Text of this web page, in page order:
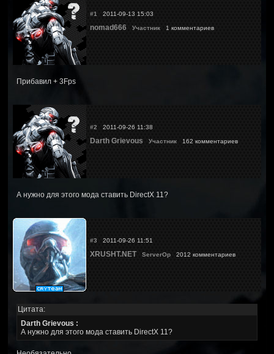
#1 2011-09-13 15:03
nomad666 Участник 1 комментариев
Прибавил + 3Fps
#2 2011-09-26 11:38
Darth Grievous Участник 162 комментариев
А нужно для этого мода ставить DirectX 11?
#3 2011-09-26 11:51
XRUSHT.NET ServerOp 2012 комментариев
Цитата:
Darth Grievous :
А нужно для этого мода ставить DirectX 11?